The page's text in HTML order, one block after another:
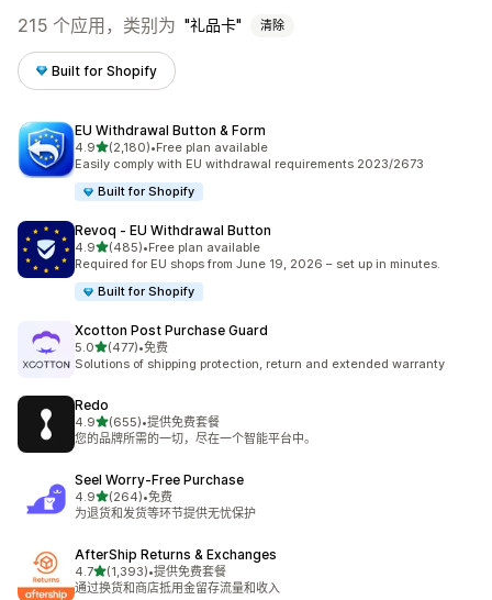
215 个应用，类别为 礼品卡 清除
Built for Shopify
EU Withdrawal Button & Form
4.9星（满分 5 星）
(2,180)
总共 2180 条评论
•Free plan available
Easily comply with EU withdrawal requirements 2023/2673
Built for Shopify
Revoq ‑ EU Withdrawal Button
4.9星（满分 5 星）
(485)
总共 485 条评论
•Free plan available
Required for EU shops from June 19, 2026 – set up in minutes.
Built for Shopify
Xcotton Post Purchase Guard
5.0星（满分 5 星）
(477)
总共 477 条评论
•免费
Solutions of shipping protection, return and extended warranty
Redo
4.9星（满分 5 星）
(655)
总共 655 条评论
•提供免费套餐
您的品牌所需的一切，尽在一个智能平台中。
Seel Worry‑Free Purchase
4.9星（满分 5 星）
(264)
总共 264 条评论
•免费
为退货和发货等环节提供无忧保护
AfterShip Returns & Exchanges
4.7星（满分 5 星）
(1,393)
总共 1393 条评论
•提供免费套餐
通过换货和商店抵用金留存流量和收入